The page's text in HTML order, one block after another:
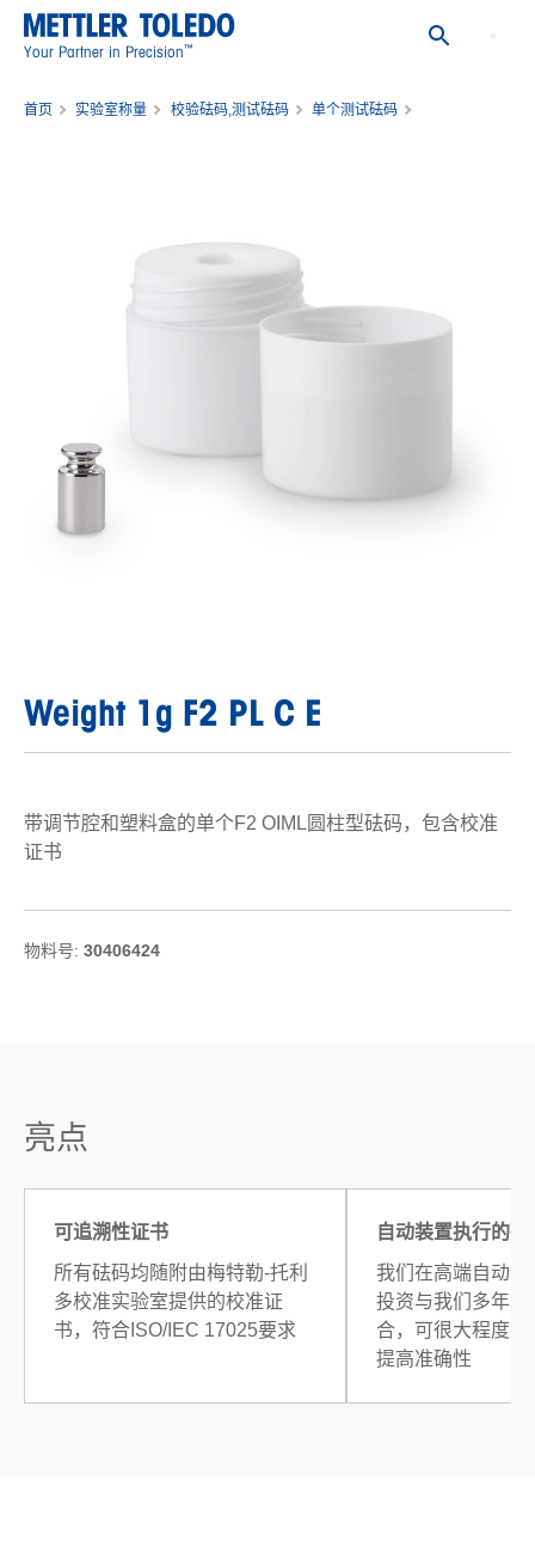
Your Partner in Precision™
首页 实验室称量 校验砝码,测试砝码
单个测试砝码
Weight 1g F2 PL C E
带调节腔和塑料盒的单个F2 OIML圆柱型砝码，包含校准
证书
物料号: 30406424
亮点
可追溯性证书
所有砝码均随附由梅特勒-托利
多校准实验室提供的校准证
书，符合ISO/IEC 17025要求
自动装置执行的砝
我们在高端自动化
投资与我们多年的
合，可很大程度上
提高准确性